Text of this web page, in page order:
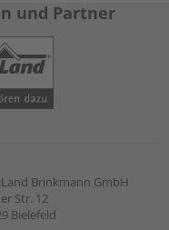
und Partner
Brinkmann GmbH
Str. 12
Bielefeld